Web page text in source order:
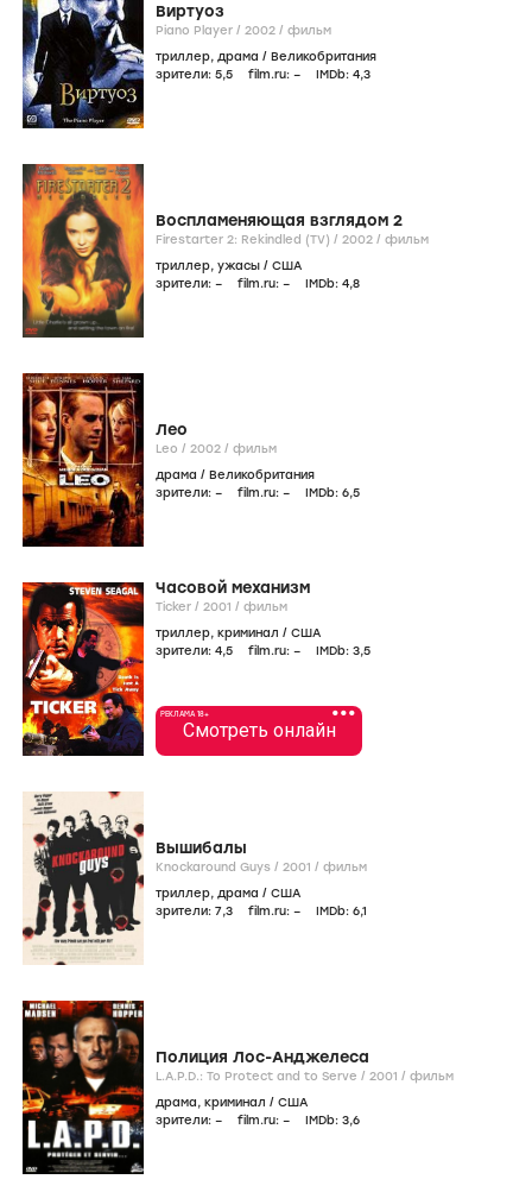
Виртуоз
Piano Player / 2002 / фильм
триллер, драма / Великобритания
зрители: 5,5 film.ru: – IMDb: 4,3
Воспламеняющая взглядом 2
Firestarter 2: Rekindled (TV) / 2002 / фильм
триллер, ужасы / США
зрители: – film.ru: – IMDb: 4,8
Лео
Leo / 2002 / фильм
драма / Великобритания
зрители: – film.ru: – IMDb: 6,5
Часовой механизм
Ticker / 2001 / фильм
триллер, криминал / США
зрители: 4,5 film.ru: – IMDb: 3,5
•••
РЕКЛАМА 18+
Смотреть онлайн
Вышибалы
Knockaround Guys / 2001 / фильм
триллер, драма / США
зрители: 7,3 film.ru: – IMDb: 6,1
Полиция Лос-Анджелеса
L.A.P.D.: To Protect and to Serve / 2001 / фильм
драма, криминал / США
зрители: – film.ru: – IMDb: 3,6